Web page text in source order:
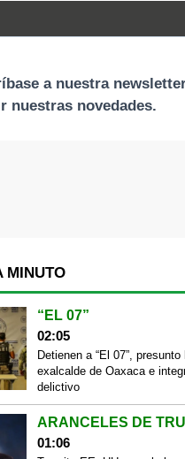
MINUTO
“EL 07”
02:05
Detienen a “El 07”,
exalcalde de Oaxaca e
delictivo
ARANCELES DE
01:06